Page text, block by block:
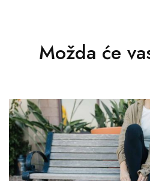
Možda će